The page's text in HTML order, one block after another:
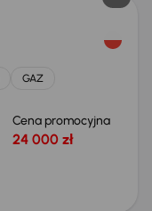
GAZ
Cena promocyjna
24 000 zł